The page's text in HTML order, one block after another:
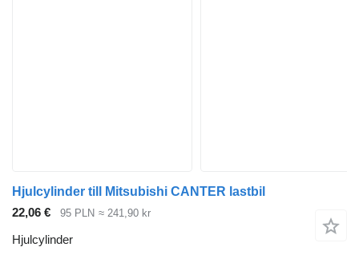
Hjulcylinder till Mitsubishi CANTER lastbil
22,06 €
95 PLN ≈ 241,90 kr
Hjulcylinder